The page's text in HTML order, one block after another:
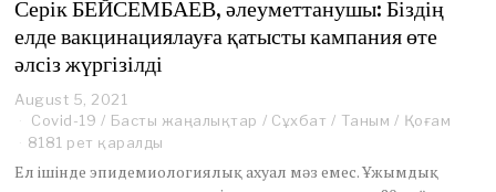
Серік БЕЙСЕМБАЕВ, әлеуметтанушы: Біздің
елде вакцинациялауға қатысты кампания өте
әлсіз жүргізілді
August 5, 2021
u
g
s
Covid-19 / Басты жаңалықтар / Сұхбат / Таным / Қоғам
8181 рет қаралды
Ел ішінде эпидемиологиялық ахуал мәз емес. Ұжымдық